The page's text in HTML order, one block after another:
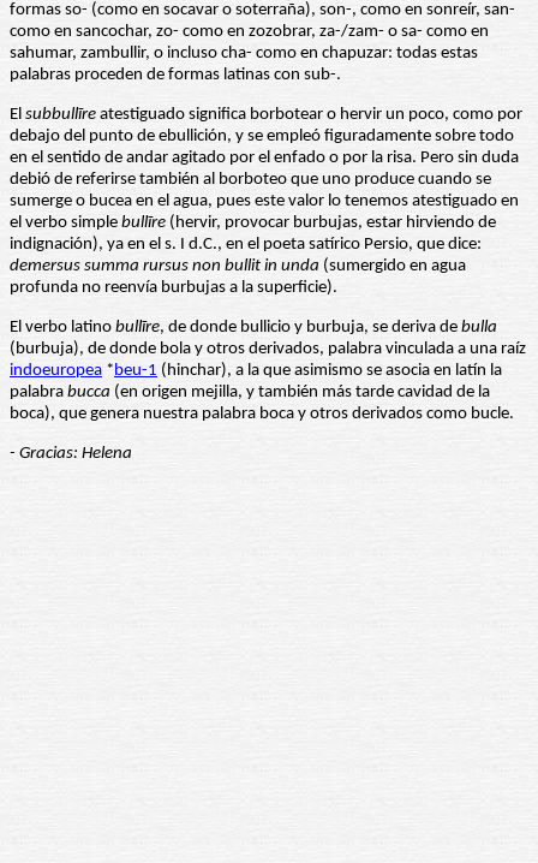
formas so- (como en socavar o soterraña), son-, como en sonreír, san-
como en sancochar, zo- como en zozobrar, za-/zam- o sa- como en
sahumar, zambullir, o incluso cha- como en chapuzar: todas estas
palabras proceden de formas latinas con sub-.
El subbullīre atestiguado significa borbotear o hervir un poco, como por
debajo del punto de ebullición, y se empleó figuradamente sobre todo
en el sentido de andar agitado por el enfado o por la risa. Pero sin duda
debió de referirse también al borboteo que uno produce cuando se
sumerge o bucea en el agua, pues este valor lo tenemos atestiguado en
el verbo simple bullīre (hervir, provocar burbujas, estar hirviendo de
indignación), ya en el s. I d.C., en el poeta satírico Persio, que dice:
demersus summa rursus non bullit in unda (sumergido en agua
profunda no reenvía burbujas a la superficie).
El verbo latino bullīre, de donde bullicio y burbuja, se deriva de bulla
(burbuja), de donde bola y otros derivados, palabra vinculada a una raíz
indoeuropea *beu-1 (hinchar), a la que asimismo se asocia en latín la
palabra bucca (en origen mejilla, y también más tarde cavidad de la
boca), que genera nuestra palabra boca y otros derivados como bucle.
- Gracias: Helena